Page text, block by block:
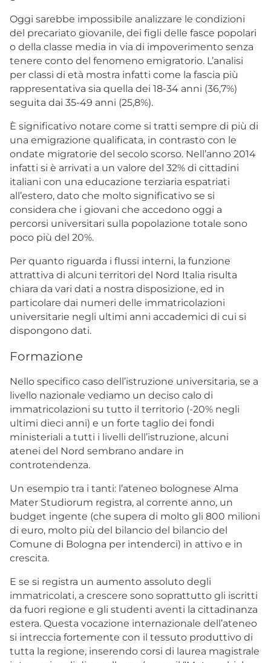
Oggi sarebbe impossibile analizzare le condizioni
del precariato giovanile, dei figli delle fasce popolari
o della classe media in via di impoverimento senza
tenere conto del fenomeno emigratorio. L’analisi
per classi di età mostra infatti come la fascia più
rappresentativa sia quella dei 18-34 anni (36,7%)
seguita dai 35-49 anni (25,8%).
È significativo notare come si tratti sempre di più di
una emigrazione qualificata, in contrasto con le
ondate migratorie del secolo scorso. Nell’anno 2014
infatti si è arrivati a un valore del 32% di cittadini
italiani con una educazione terziaria espatriati
all’estero, dato che molto significativo se si
considera che i giovani che accedono oggi a
percorsi universitari sulla popolazione totale sono
poco più del 20%.
Per quanto riguarda i flussi interni, la funzione
attrattiva di alcuni territori del Nord Italia risulta
chiara da vari dati a nostra disposizione, ed in
particolare dai numeri delle immatricolazioni
universitarie negli ultimi anni accademici di cui si
dispongono dati.
Formazione
Nello specifico caso dell’istruzione universitaria, se a
livello nazionale vediamo un deciso calo di
immatricolazioni su tutto il territorio (-20% negli
ultimi dieci anni) e un forte taglio dei fondi
ministeriali a tutti i livelli dell’istruzione, alcuni
atenei del Nord sembrano andare in
controtendenza.
Un esempio tra i tanti: l’ateneo bolognese Alma
Mater Studiorum registra, al corrente anno, un
budget ingente (che supera di molto gli 800 milioni
di euro, molto più del bilancio del bilancio del
Comune di Bologna per intenderci) in attivo e in
crescita.
E se si registra un aumento assoluto degli
immatricolati, a crescere sono soprattutto gli iscritti
da fuori regione e gli studenti aventi la cittadinanza
estera. Questa vocazione internazionale dell’ateneo
si intreccia fortemente con il tessuto produttivo di
tutta la regione, inserendo corsi di laurea magistrale